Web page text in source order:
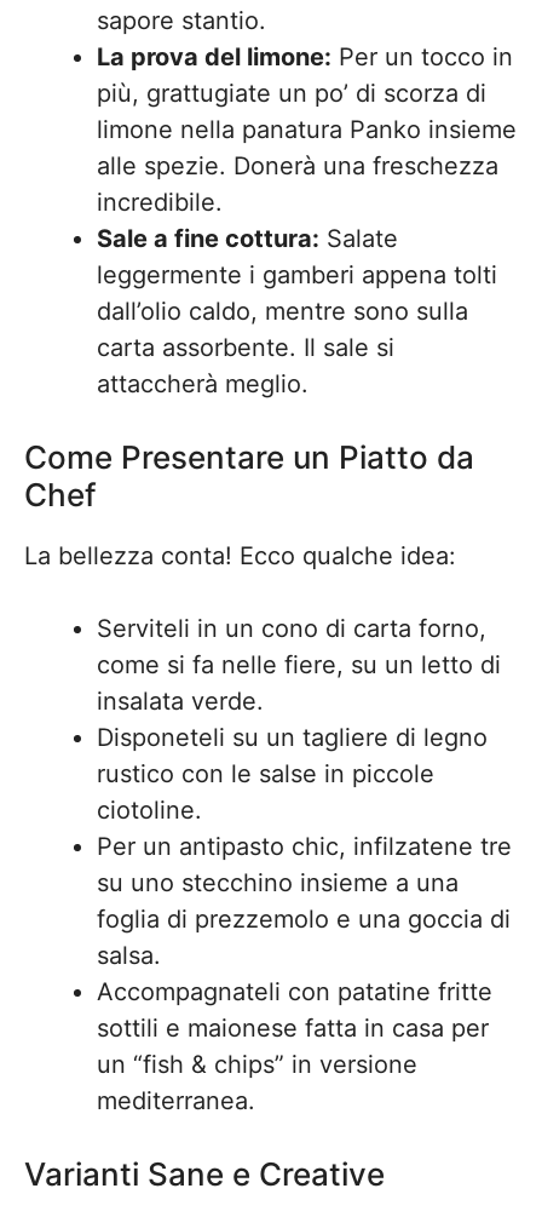
sapore stantio.
La prova del limone: Per un tocco in
più, grattugiate un po’ di scorza di
limone nella panatura Panko insieme
alle spezie. Donerà una freschezza
incredibile.
Sale a fine cottura: Salate
leggermente i gamberi appena tolti
dall’olio caldo, mentre sono sulla
carta assorbente. Il sale si
attaccherà meglio.
Come Presentare un Piatto da
Chef
La bellezza conta! Ecco qualche idea:
Serviteli in un cono di carta forno,
come si fa nelle fiere, su un letto di
insalata verde.
Disponeteli su un tagliere di legno
rustico con le salse in piccole
ciotoline.
Per un antipasto chic, infilzatene tre
su uno stecchino insieme a una
foglia di prezzemolo e una goccia di
salsa.
Accompagnateli con patatine fritte
sottili e maionese fatta in casa per
un “fish & chips” in versione
mediterranea.
Varianti Sane e Creative